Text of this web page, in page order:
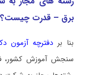
ﺑﺮق – ﻗﺪرت چیست؟
بنا بر دفترچه آزمون
سنجش آموزش کشور،